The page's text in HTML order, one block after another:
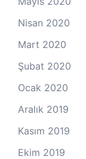
Nisan 2020
Mart 2020
Şubat 2020
Ocak 2020
Aralık 2019
Kasım 2019
Ekim 2019